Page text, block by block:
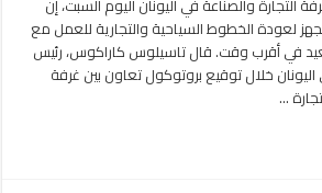
سعيد
:
عودة
الخطوط
لعودة الخطوط السياحية والتجارية للعمل مع
في أقرب وقت. قال تاسيلوس كاراكوس، رئيس
اليونان خلال توقيع بروتوكول تعاون بين غرفة
…